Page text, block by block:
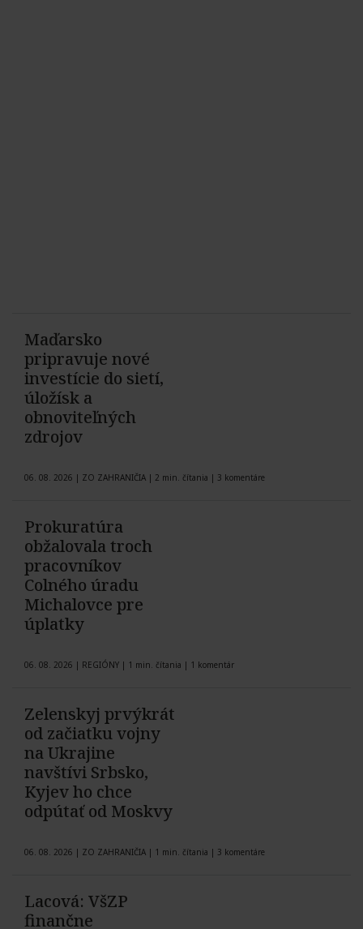
Maďarsko
pripravuje nové
investície do sietí,
úložísk a
obnoviteľných
zdrojov
06. 08. 2026 | ZO ZAHRANIČIA | 2 min. čítania | 3 komentáre
Prokuratúra
obžalovala troch
pracovníkov
Colného úradu
Michalovce pre
úplatky
06. 08. 2026 | REGIÓNY | 1 min. čítania | 1 komentár
Zelenskyj prvýkrát
od začiatku vojny
na Ukrajine
navštívi Srbsko,
Kyjev ho chce
odpútať od Moskvy
06. 08. 2026 | ZO ZAHRANIČIA | 1 min. čítania | 3 komentáre
Lacová: VšZP
finančne